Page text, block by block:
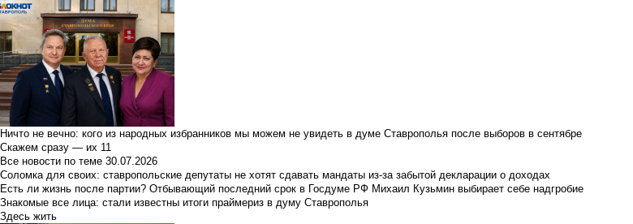
Ничто не вечно: кого из народных избранников мы можем не увидеть в думе Ставрополья после выборов в сентябре
Скажем сразу — их 11
Все новости по теме 30.07.2026
Соломка для своих: ставропольские депутаты не хотят сдавать мандаты из-за забытой декларации о доходах
Есть ли жизнь после партии? Отбывающий последний срок в Госдуме РФ Михаил Кузьмин выбирает себе надгробие
Знакомые все лица: стали известны итоги праймериз в думу Ставрополья
Здесь жить